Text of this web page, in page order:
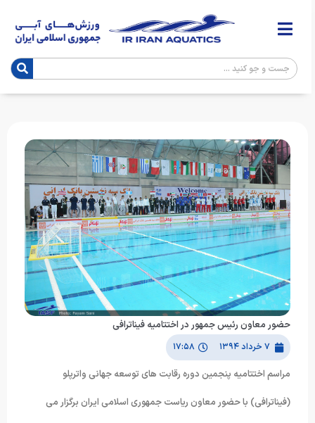
حضور معاون رئیس جمهور در اختتامیه فیناترافی
۷ خرداد ۱۳۹۴ ۱۷:۵۸
مراسم اختتامیه پنجمین دوره رقابت های توسعه جهانی واترپلو
(فیناترافی) با حضور معاون ریاست جمهوری اسلامی ایران برگزار می